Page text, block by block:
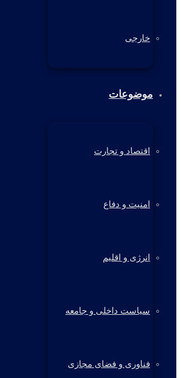
خارجی
موضوعات
اقتصاد و تجارت
امنیت و دفاع
انرژی و اقلیم
سیاست داخلی و جامعه
فناوری و فضای مجازی